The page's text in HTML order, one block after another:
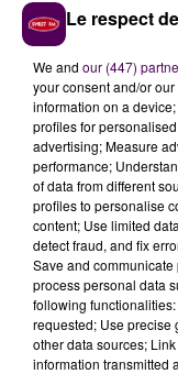
#SécuritéRoutière
actuellement
rond point des
vaches.
Évitez le secteur
pic.twitter.com/
— Police
Le respect
We and our (447)
your consent and/or
information on a
profiles for
advertising; Measure
performance;
of data from different
profiles to personalise
content; Use limited
detect fraud, and fix
Save and
process personal data
following
requested; Use precise
other data sources;
information transmitted